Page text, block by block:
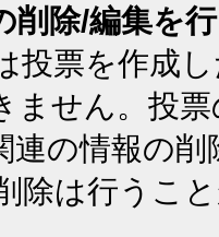
削除/編集を
投票を作成
ません。投
連の情報の
除は行うこ